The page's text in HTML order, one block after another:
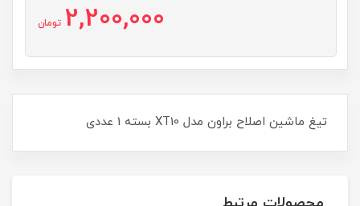
2,200,000 تومان
تیغ ماشین اصلاح براون مدل XT10 بسته 1 عددی